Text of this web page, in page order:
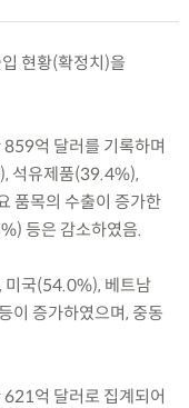
현황(확정치)을
억 달러를 기록하며
석유제품(39.4%),
품목의 수출이 증가한
등은 감소하였음.
미국(54.0%), 베트남
증가하였으며, 중동
억 달러로 집계되어